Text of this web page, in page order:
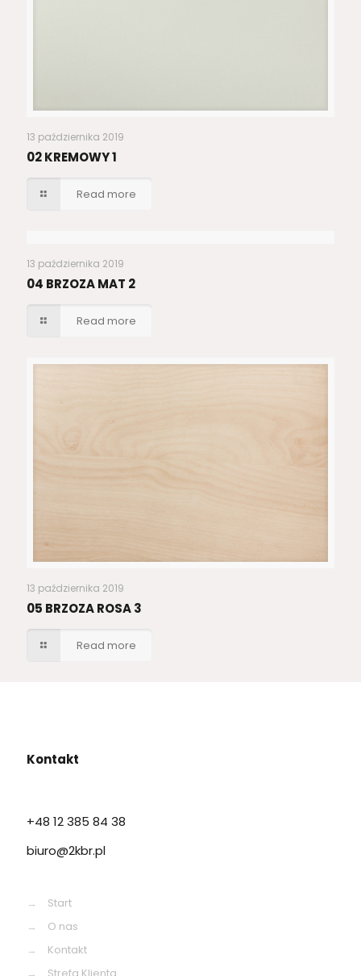
13 października 2019
02 KREMOWY 1
Read more
13 października 2019
04 BRZOZA MAT 2
Read more
13 października 2019
05 BRZOZA ROSA 3
Read more
Kontakt
+48 12 385 84 38
biuro@2kbr.pl
→
Start
→
O nas
→
Kontakt